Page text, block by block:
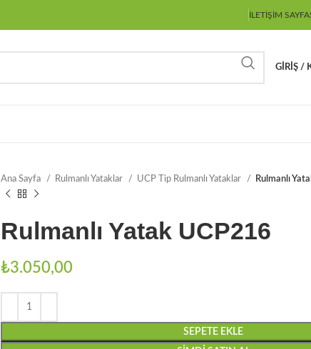
İLETIŞIM
GIRIŞ /
Ana Sayfa Rulmanlı Yataklar UCP Tip Rulmanlı Yataklar Rulmanlı
Rulmanlı Yatak UCP216
₺3.050,00
SEPETE EKLE